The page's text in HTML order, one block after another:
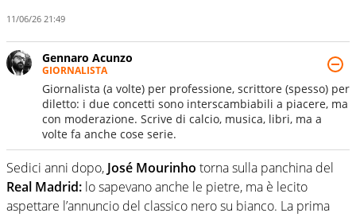
11/06/26 21:49
Gennaro Acunzo
GIORNALISTA
Giornalista (a volte) per professione, scrittore (spesso) per
diletto: i due concetti sono interscambiabili a piacere, ma
con moderazione. Scrive di calcio, musica, libri, ma a
volte fa anche cose serie.
Sedici anni dopo, José Mourinho torna sulla panchina del
Real Madrid: lo sapevano anche le pietre, ma è lecito
aspettare l’annuncio del classico nero su bianco. La prima